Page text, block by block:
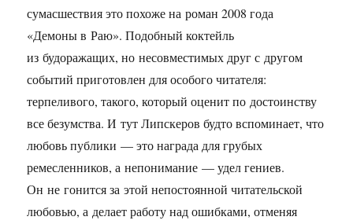
сумасшествия это похоже на роман 2008 года
«Демоны в Раю». Подобный коктейль
из будоражащих, но несовместимых друг с другом
событий приготовлен для особого читателя:
терпеливого, такого, который оценит по достоинству
все безумства. И тут Липскеров будто вспоминает, что
любовь публики — это награда для грубых
ремесленников, а непонимание — удел гениев.
Он не гонится за этой непостоянной читательской
любовью, а делает работу над ошибками, отменяя